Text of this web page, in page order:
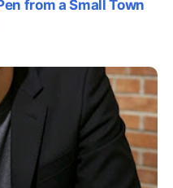
from a Small Town